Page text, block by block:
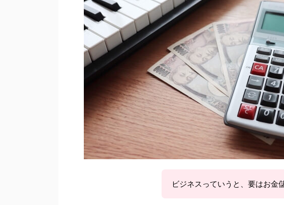
ビジネスっていうと、要はお金